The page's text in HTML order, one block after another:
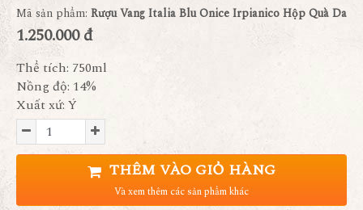
Mã sản phẩm: Rượu Vang Italia Blu Onice Irpianico Hộp Quà Da
1.250.000 đ
Thể tích: 750ml
Nồng độ: 14%
Xuất xứ: Ý
THÊM VÀO GIỎ HÀNG
Và xem thêm các sản phẩm khác